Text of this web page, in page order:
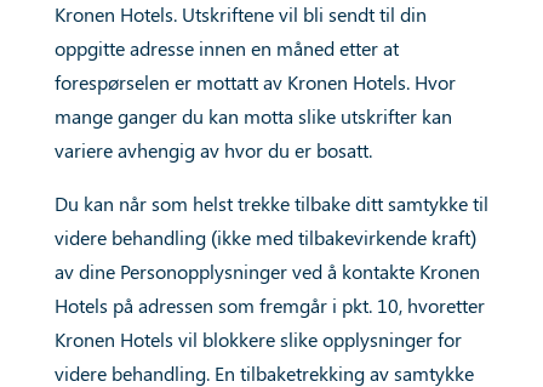
Kronen Hotels. Utskriftene vil bli sendt til din
oppgitte adresse innen en måned etter at
forespørselen er mottatt av Kronen Hotels. Hvor
mange ganger du kan motta slike utskrifter kan
variere avhengig av hvor du er bosatt.
Du kan når som helst trekke tilbake ditt samtykke til
videre behandling (ikke med tilbakevirkende kraft)
av dine Personopplysninger ved å kontakte Kronen
Hotels på adressen som fremgår i pkt. 10, hvoretter
Kronen Hotels vil blokkere slike opplysninger for
videre behandling. En tilbaketrekking av samtykke